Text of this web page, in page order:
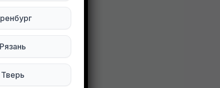
4 этаж 2
Рязань
Тверь